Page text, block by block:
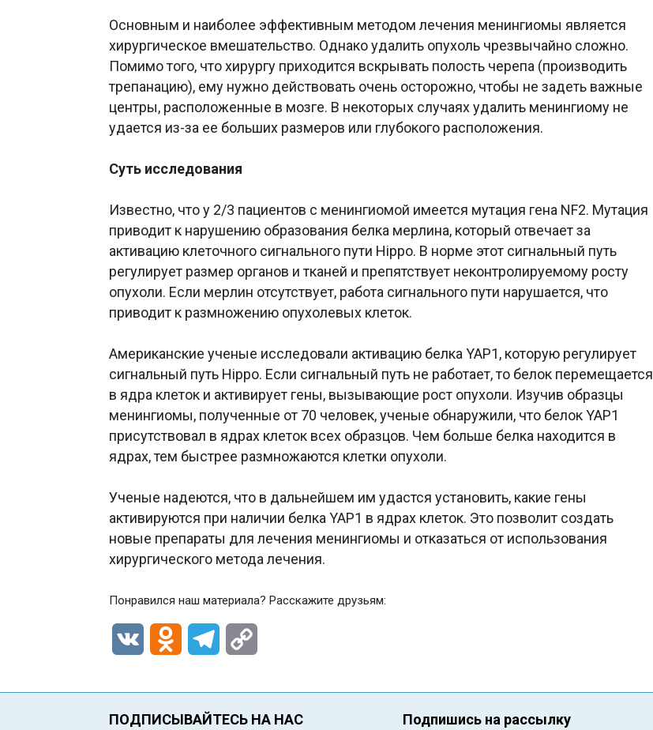
Основным и наиболее эффективным методом лечения менингиомы является
хирургическое вмешательство. Однако удалить опухоль чрезвычайно сложно.
Помимо того, что хирургу приходится вскрывать полость черепа (производить
трепанацию), ему нужно действовать очень осторожно, чтобы не задеть важные
центры, расположенные в мозге. В некоторых случаях удалить менингиому не
удается из-за ее больших размеров или глубокого расположения.
Суть исследования
Известно, что у 2/3 пациентов с менингиомой имеется мутация гена NF2. Мутация
приводит к нарушению образования белка мерлина, который отвечает за
активацию клеточного сигнального пути Hippo. В норме этот сигнальный путь
регулирует размер органов и тканей и препятствует неконтролируемому росту
опухоли. Если мерлин отсутствует, работа сигнального пути нарушается, что
приводит к размножению опухолевых клеток.
Американские ученые исследовали активацию белка YAP1, которую регулирует
сигнальный путь Hippo. Если сигнальный путь не работает, то белок перемещается
в ядра клеток и активирует гены, вызывающие рост опухоли. Изучив образцы
менингиомы, полученные от 70 человек, ученые обнаружили, что белок YAP1
присутствовал в ядрах клеток всех образцов. Чем больше белка находится в
ядрах, тем быстрее размножаются клетки опухоли.
Ученые надеются, что в дальнейшем им удастся установить, какие гены
активируются при наличии белка YAP1 в ядрах клеток. Это позволит создать
новые препараты для лечения менингиомы и отказаться от использования
хирургического метода лечения.
Понравился наш материала? Расскажите друзьям:
VK Odnoklassniki
Telegram
ПОДПИСЫВАЙТЕСЬ НА НАС Подпишись на рассылку